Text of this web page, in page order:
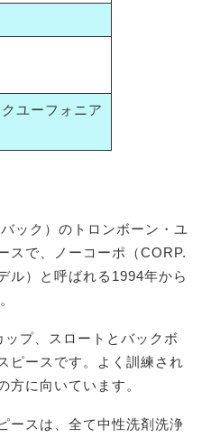
ユーフォニア
ック）のトロンボーン・ユ
スで、ノーコーポ（CORP.
ル）と呼ばれる1994年から
プ、スロートとバックボ
ピースです。よく訓練され
方に向いています。
ースは、全て中性洗剤洗浄